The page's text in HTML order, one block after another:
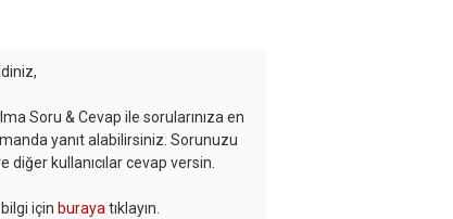
Soru & Cevap ile sorularınıza en
yanıt alabilirsiniz. Sorunuzu
diğer kullanıcılar cevap versin.
bilgi için buraya tıklayın.